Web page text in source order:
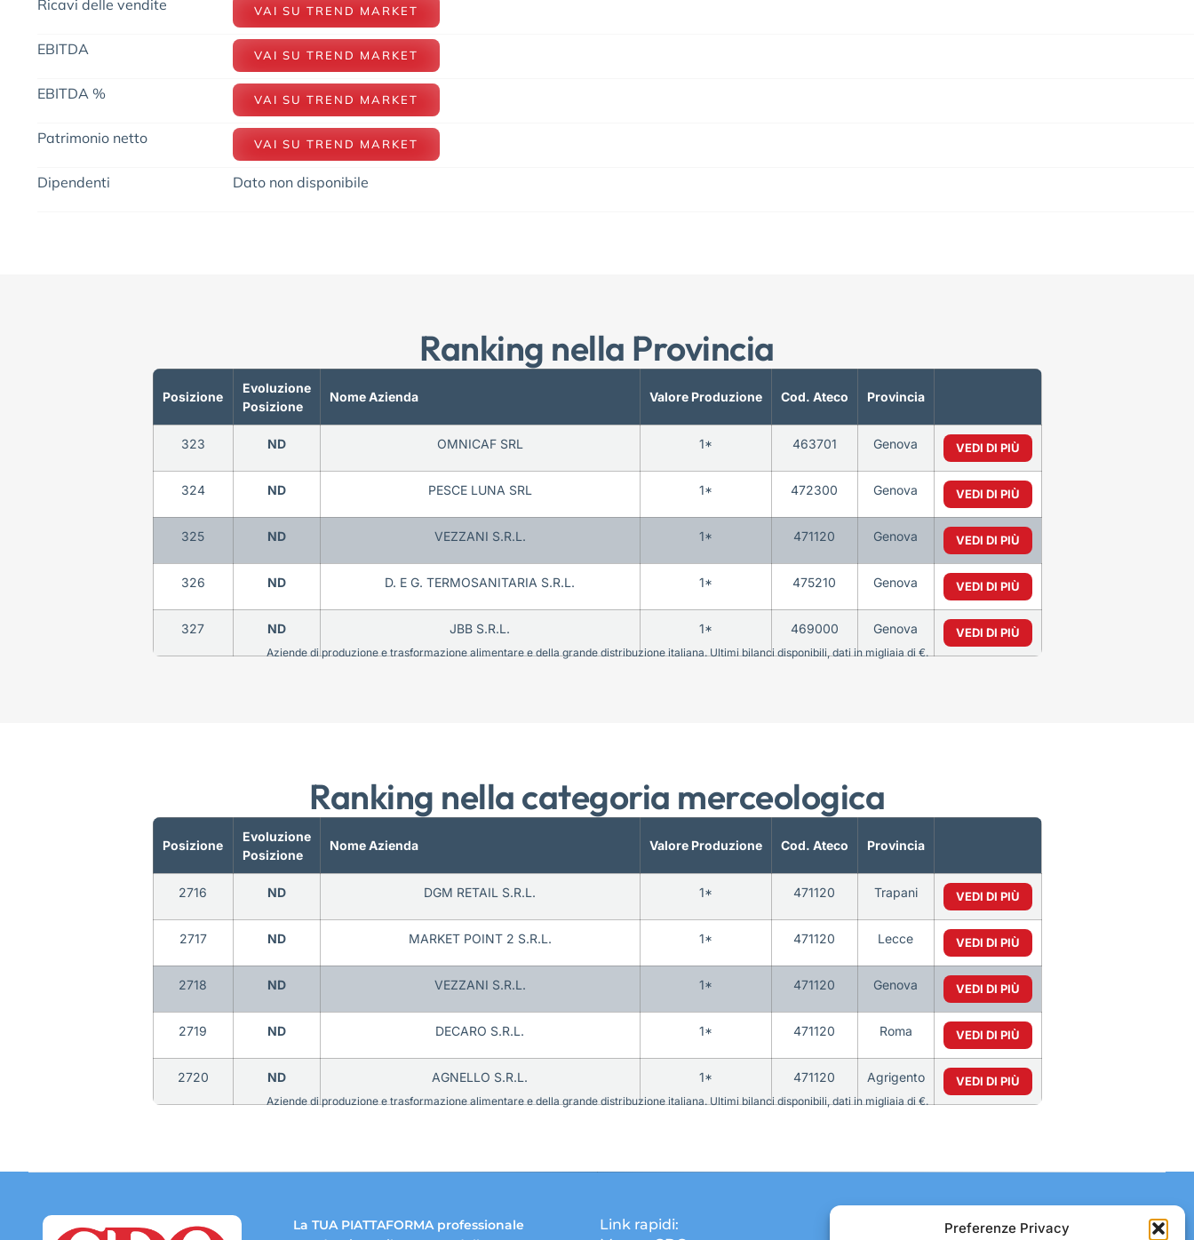
Preferenze Privacy
Ricavi delle vendite VAI SU TREND MARKET
EBITDA VAI SU TREND MARKET
EBITDA % VAI SU TREND MARKET
Patrimonio netto VAI SU TREND MARKET
Dipendenti Dato non disponibile
Ranking nella Provincia
Posizione
Evoluzione
Posizione
Nome Azienda Valore Produzione Cod. Ateco Provincia
323 ND OMNICAF SRL 1* 463701 Genova VEDI DI PIÙ
324 ND PESCE LUNA SRL 1* 472300 Genova VEDI DI PIÙ
325 ND VEZZANI S.R.L. 1* 471120 Genova VEDI DI PIÙ
326 ND D. E G. TERMOSANITARIA S.R.L. 1* 475210 Genova VEDI DI PIÙ
327 ND JBB S.R.L. 1* 469000 Genova VEDI DI PIÙ
Aziende di produzione e trasformazione alimentare e della grande distribuzione italiana. Ultimi bilanci disponibili, dati in migliaia di €.
Ranking nella categoria merceologica
Posizione
Evoluzione
Posizione
Nome Azienda Valore Produzione Cod. Ateco Provincia
2716 ND DGM RETAIL S.R.L. 1* 471120 Trapani VEDI DI PIÙ
2717 ND MARKET POINT 2 S.R.L. 1* 471120 Lecce VEDI DI PIÙ
2718 ND VEZZANI S.R.L. 1* 471120 Genova VEDI DI PIÙ
2719 ND DECARO S.R.L. 1* 471120 Roma VEDI DI PIÙ
2720 ND AGNELLO S.R.L. 1* 471120 Agrigento VEDI DI PIÙ
Aziende di produzione e trasformazione alimentare e della grande distribuzione italiana. Ultimi bilanci disponibili, dati in migliaia di €.
La TUA PIATTAFORMA professionale
Link rapidi: